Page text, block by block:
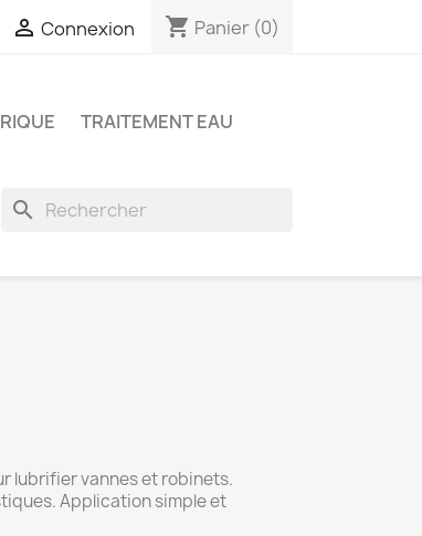
 Connexion shopping_cart Panier (0)
TRAITEMENT EAU
search
lubrifier vannes et robinets.
Application simple et